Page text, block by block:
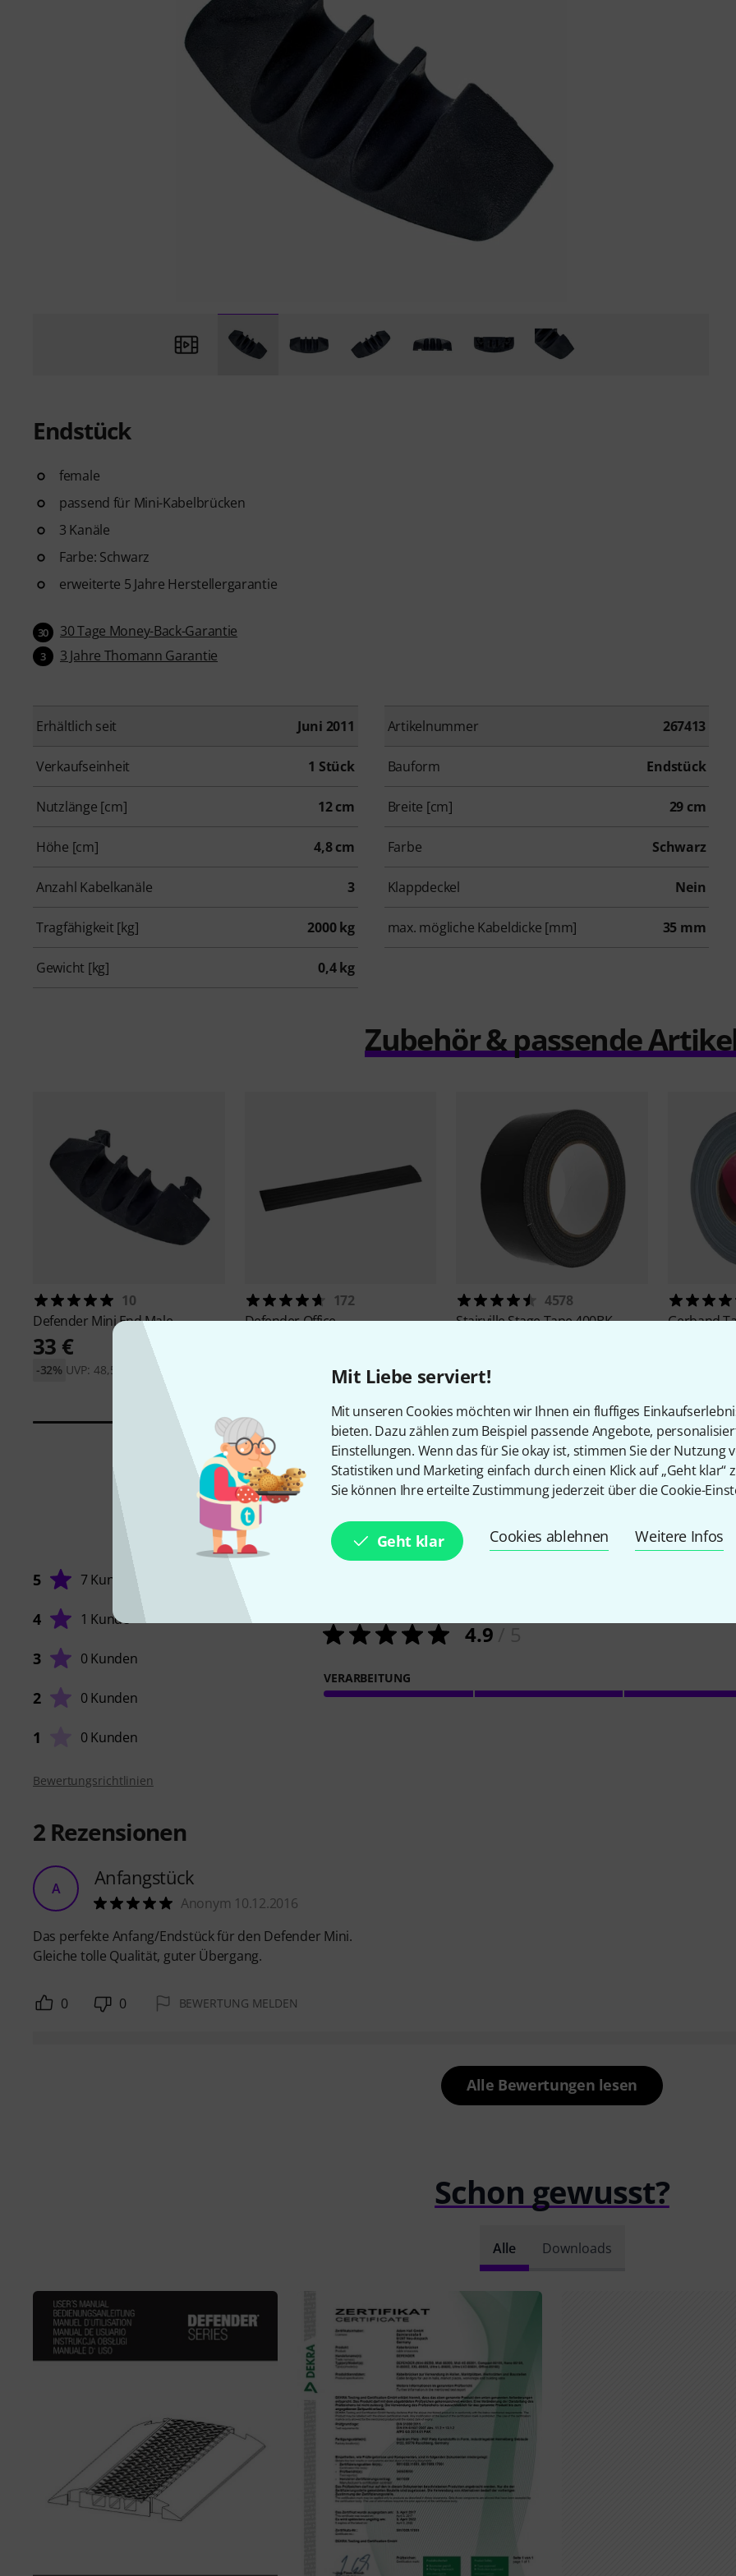
Mit Liebe serviert!
Mit unseren Cookies möchten wir Ihnen ein fluffiges
bieten. Dazu zählen zum Beispiel passende Angebote,
Einstellungen. Wenn das für Sie okay ist, stimmen Sie der Nutzung
Statistiken und Marketing einfach durch einen Klick auf „Geht klar“
Sie können Ihre erteilte Zustimmung jederzeit über die Cookie-
Geht klar Cookies ablehnen Weitere Infos
Endstück
female
passend für Mini-Kabelbrücken
3 Kanäle
Farbe: Schwarz
erweiterte 5 Jahre Herstellergarantie
30 30 Tage Money-Back-Garantie
3 3 Jahre Thomann Garantie
Erhältlich seit Juni 2011 Artikelnummer 267413
Verkaufseinheit 1 Stück Bauform Endstück
Nutzlänge [cm] 12 cm Breite [cm] 29 cm
Höhe [cm] 4,8 cm Farbe Schwarz
Anzahl Kabelkanäle 3 Klappdeckel Nein
Tragfähigkeit [kg] 2000 kg max. mögliche Kabeldicke [mm] 35 mm
Gewicht [kg] 0,4 kg
Zubehör & passende
10
Defender Mini End Male
33 €
UVP: 48,50 €
-32%
172
DefenderOffice
UVP: 48,78 €
4578
StairvilleStage Tape 400BK Gerband
8Kundenbewertungen
5 7 Kunden
4 1 Kunde
3 0 Kunden
2 0 Kunden
1 0 Kunden
4.9
VERARBEITUNG
Bewertungsrichtlinien
2 Rezensionen
A Anfangstück
Anonym 10.12.2016
Das perfekte Anfang/Endstück für den Defender Mini.
Gleiche tolle Qualität, guter Übergang.
0 0 BEWERTUNG MELDEN
Alle Bewertungen lesen
Schon gewusst?
Alle Downloads